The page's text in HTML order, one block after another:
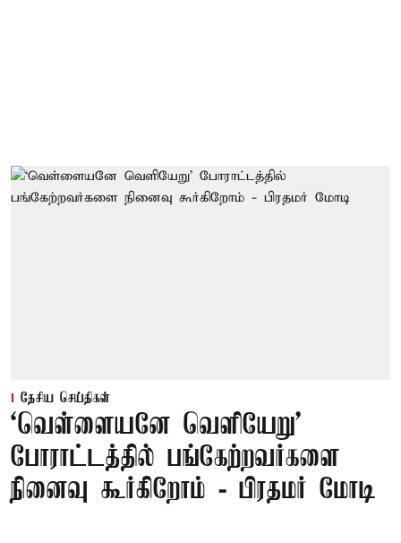
தேசிய செய்திகள்
‘வெள்ளையனே வெளியேறு’
போராட்டத்தில் பங்கேற்றவர்களை
நினைவு கூர்கிறோம் - பிரதமர் மோடி